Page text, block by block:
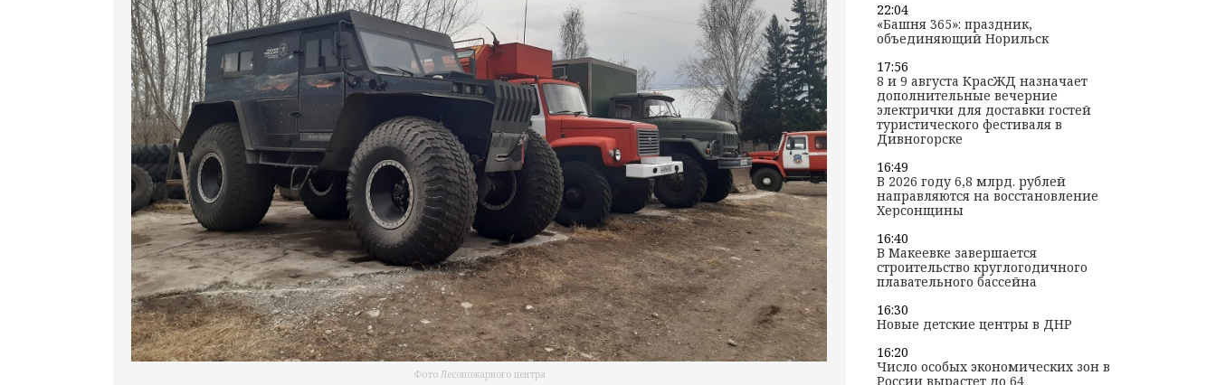
Фото Лесопожарного центра
22:04
«Башня 365»: праздник,
объединяющий Норильск
17:56
8 и 9 августа КрасЖД назначает
дополнительные вечерние
электрички для доставки гостей
туристического фестиваля в
Дивногорске
16:49
В 2026 году 6,8 млрд. рублей
направляются на восстановление
Херсонщины
16:40
В Макеевке завершается
строительство круглогодичного
плавательного бассейна
16:30
Новые детские центры в ДНР
16:20
Число особых экономических зон в
России вырастет до 64